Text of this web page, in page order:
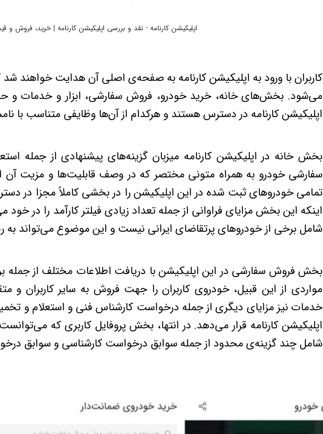
اپلیکیشن کارنامه - نقد و بررسی اپلیکیشن کارنامه | خرید، فروش و
کاربران با ورود به اپلیکیشن کارنامه به صفحه‌ی اصلی آن هدایت
می‌شود. بخش‌های خانه، خرید خودرو، فروش سفارشی، ابزار و خدمات و
اپلیکیشن کارنامه در دسترس هستند و هرکدام از آن‌ها وظایفی متناسب با
بخش خانه در اپلیکیشن کارنامه میزبان گزینه‌های پیشنهادی از جمله
سفارشی خودرو به همراه متونی مختصر که در وصف قابلیت‌ها و مزیت
تمامی خودروهای ثبت شده در این اپلیکیشن را در بخشی کاملاً مجزا در
اینکه این بخش مزایای فراوانی از جمله تعداد زیادی فیلتر کارآمد را در خود
شامل برخی از خودروهای پرتقاضای ایرانی نیست و این موضوع می‌تواند به
بخش فروش سفارشی در این اپلیکیشن با دریافت اطلاعات مختلف از جمله
مواردی از این قبیل، خودروی کاربران را جهت فروش به سایر کاربران و
خدمات نیز مزایای دیگری از جمله درخواست کارشناس فنی و استعلام و
اپلیکیشن کارنامه قرار می‌دهد. در انتها، بخش پروفایل کاربری که می‌توانست
شامل چند گزینه‌ی محدود از جمله سوابق درخواست کارشناسی و سوابق